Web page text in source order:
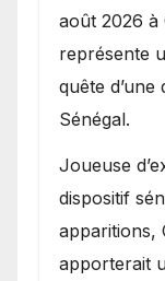
août 2026 à
représente
quête
Sénégal.
Joueuse
dispositif
apparitions,
apporterait